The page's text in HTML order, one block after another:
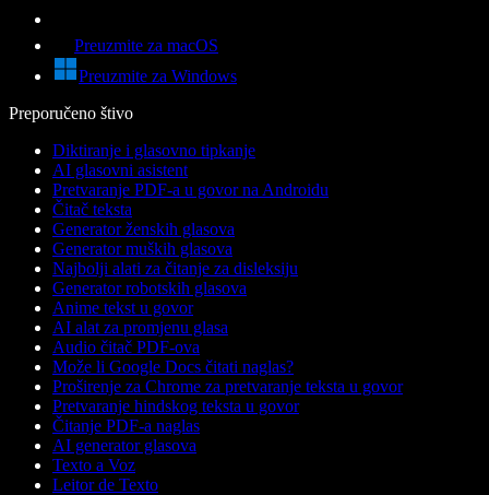
Preuzmite za macOS
Preuzmite za Windows
Preporučeno štivo
Diktiranje i glasovno tipkanje
AI glasovni asistent
Pretvaranje PDF-a u govor na Androidu
Čitač teksta
Generator ženskih glasova
Generator muških glasova
Najbolji alati za čitanje za disleksiju
Generator robotskih glasova
Anime tekst u govor
AI alat za promjenu glasa
Audio čitač PDF-ova
Može li Google Docs čitati naglas?
Proširenje za Chrome za pretvaranje teksta u govor
Pretvaranje hindskog teksta u govor
Čitanje PDF-a naglas
AI generator glasova
Texto a Voz
Leitor de Texto